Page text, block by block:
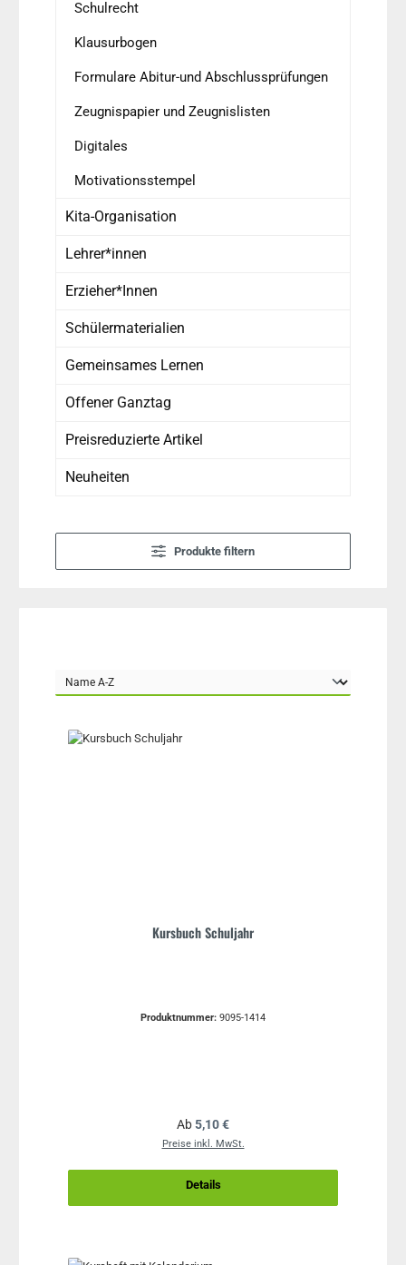
Schulrecht
Klausurbogen
Formulare Abitur-und Abschlussprüfungen
Zeugnispapier und Zeugnislisten
Digitales
Motivationsstempel
Kita-Organisation
Lehrer*innen
Erzieher*Innen
Schülermaterialien
Gemeinsames Lernen
Offener Ganztag
Preisreduzierte Artikel
Neuheiten
Produkte filtern
Kursbuch Schuljahr
Produktnummer: 9095-1414
Regulärer Preis:
Ab5,10 €
Preise inkl. MwSt.
Details